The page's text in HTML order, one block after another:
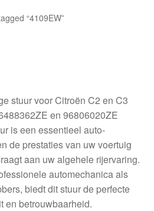
“4109EW”
stuur voor Citroën C2 en C3
en 96806020ZE
is een essentieel auto-
de prestaties van uw voertuig
aan uw algehele rijervaring.
automechanica als
biedt dit stuur de perfecte
en betrouwbaarheid.